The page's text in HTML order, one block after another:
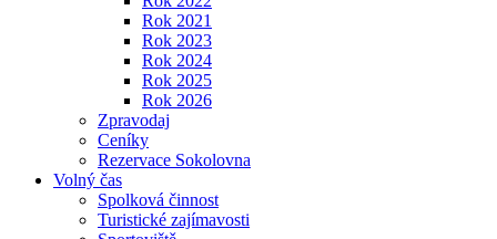
Rok 2021
Rok 2023
Rok 2024
Rok 2025
Rok 2026
Zpravodaj
Ceníky
Rezervace Sokolovna
Volný čas
Spolková činnost
Turistické zajímavosti